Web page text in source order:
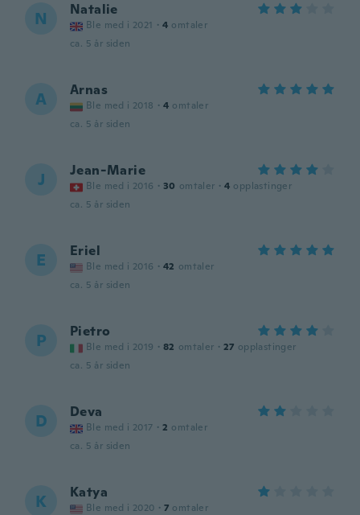
N Natalie
Ble med i 2021 · 4 omtaler
ca. 5 år siden
A Arnas
Ble med i 2018 · 4 omtaler
ca. 5 år siden
J Jean-Marie
Ble med i 2016 · 30 omtaler · 4 opplastinger
ca. 5 år siden
E Eriel
Ble med i 2016 · 42 omtaler
ca. 5 år siden
P Pietro
Ble med i 2019 · 82 omtaler · 27 opplastinger
ca. 5 år siden
D Deva
Ble med i 2017 · 2 omtaler
ca. 5 år siden
K Katya
Ble med i 2020 · 7 omtaler